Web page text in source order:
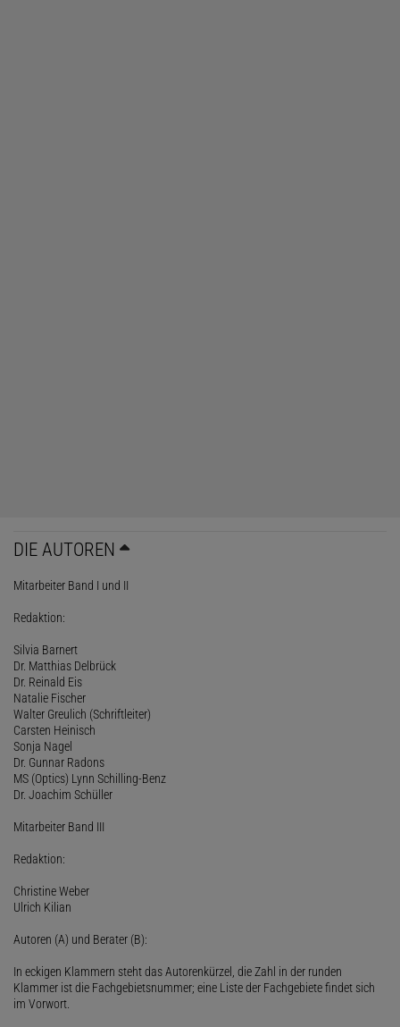
DIE AUTOREN
Mitarbeiter Band I und II
Redaktion:
Silvia Barnert
Dr. Matthias Delbrück
Dr. Reinald Eis
Natalie Fischer
Walter Greulich (Schriftleiter)
Carsten Heinisch
Sonja Nagel
Dr. Gunnar Radons
MS (Optics) Lynn Schilling-Benz
Dr. Joachim Schüller
Mitarbeiter Band III
Redaktion:
Christine Weber
Ulrich Kilian
Autoren (A) und Berater (B):
In eckigen Klammern steht das Autorenkürzel, die Zahl in der runden
Klammer ist die Fachgebietsnummer; eine Liste der Fachgebiete findet sich
im Vorwort.